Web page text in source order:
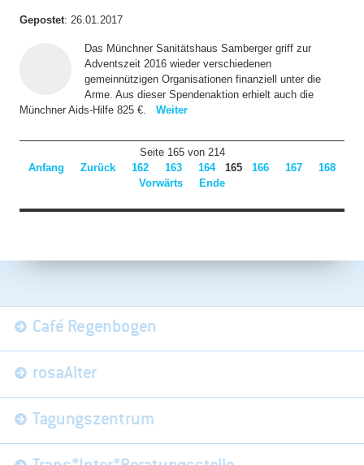
Gepostet: 26.01.2017
Das Münchner Sanitätshaus Samberger griff zur
Adventszeit 2016 wieder verschiedenen
gemeinnützigen Organisationen finanziell unter die
Arme. Aus dieser Spendenaktion erhielt auch die
Münchner Aids-Hilfe 825 €.
Weiter
Seite 165 von 214
Anfang
Zurück 162 163 164 165 166 167
168
Vorwärts
Ende
überspringenCafé Regenbogen
rosaAlter
Tagungszentrum